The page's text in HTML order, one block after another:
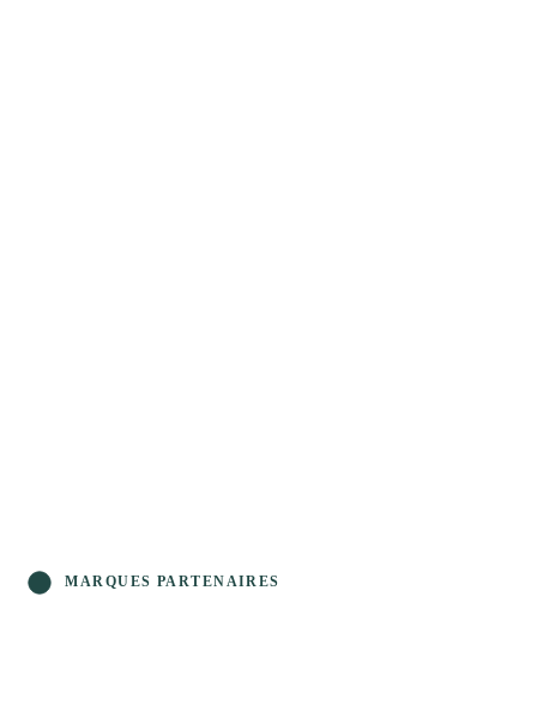
MARQUES PARTENAIRES